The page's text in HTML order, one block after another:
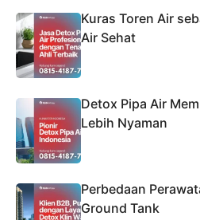
Kuras Toren Air
Air Sehat
Detox Pipa Air
Lebih Nyaman
Perbedaan
Ground Tank